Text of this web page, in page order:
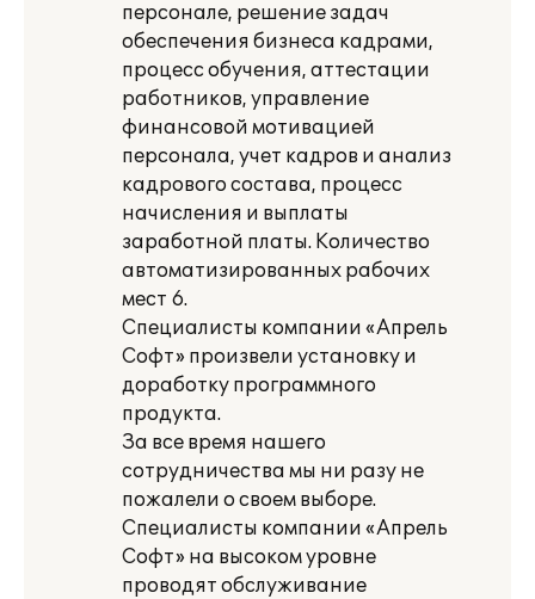
персонале, решение задач
обеспечения бизнеса кадрами,
процесс обучения, аттестации
работников, управление
финансовой мотивацией
персонала, учет кадров и анализ
кадрового состава, процесс
начисления и выплаты
заработной платы. Количество
автоматизированных рабочих
мест 6.
Специалисты компании «Апрель
Софт» произвели установку и
доработку программного
продукта.
За все время нашего
сотрудничества мы ни разу не
пожалели о своем выборе.
Специалисты компании «Апрель
Софт» на высоком уровне
проводят обслуживание